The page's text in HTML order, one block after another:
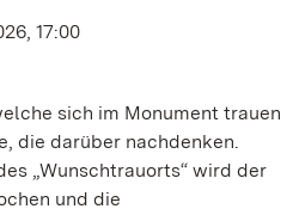
17:00
sich im Monument trauen
die darüber nachdenken.
„Wunschtrauorts“ wird der
und die